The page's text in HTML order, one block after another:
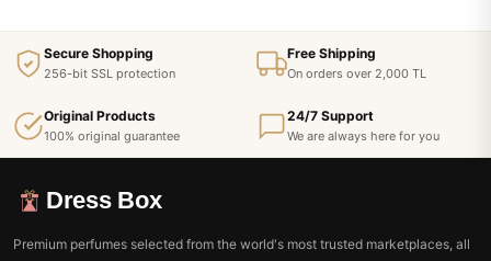
Secure Shopping
256-bit SSL protection
Free Shipping
On orders over 2,000 TL
Original Products
100% original guarantee
24/7 Support
We are always here for you
Dress Box
Premium perfumes selected from the world's most trusted marketplaces, all